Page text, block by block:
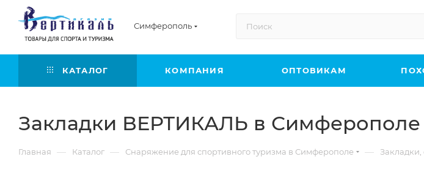
Симферополь
КАТАЛОГ КОМПАНИЯ ОПТОВИКАМ
Закладки ВЕРТИКАЛЬ в Симферополе
Главная — Каталог — Снаряжение для спортивного туризма в Симферополе —